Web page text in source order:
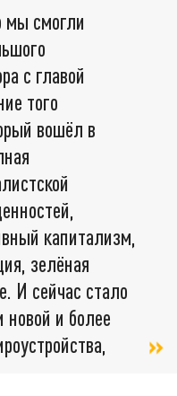
мы смогли
с главой
того
вошёл в
капитализм,
зелёная
И сейчас стало
новой и более